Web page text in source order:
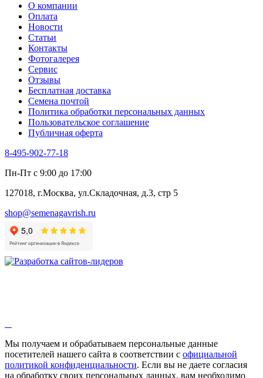
Тмин
Трава для чая
Туласи
Укроп
Фенхель пряный
Хризантема овощная
Цикорий пряный
Цикорий салатный (Витлуф)
Черемша
Шпинат
Щавель
Эндивий
Эстрагон
Алтей
Бессмертник
Валериана
Валерианелла
Гибискус лекарственный
Девясил
Душица
Змееголовник
Мыльнянка
Мята
Овсяный корень
О компании
Оплата
Новости
Статьи
Контакты
Фотогалерея​
Сервис
Отзывы
Бесплатная доставка
Семена почтой
Политика обработки персональных данных
Пользовательское соглашение
Публичная оферта
8-495-902-77-18
Пн-Пт с 9:00 до 17:00
127018, г.Москва, ул.Складочная, д.3, стр 5
shop@semenagavrish.ru
Мы получаем и обрабатываем персональные данные
посетителей нашего сайта в соответствии с официальной
политикой конфиденциальности. Если вы не даете согласия
на обработку своих персональных данных, вам необходимо